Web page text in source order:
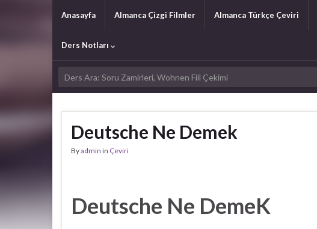
Anasayfa Almanca Çizgi Filmler Almanca Türkçe Çeviri
Ders Notları
Deutsche Ne Demek
Byadmin in Çeviri
Deutsche Ne DemeK